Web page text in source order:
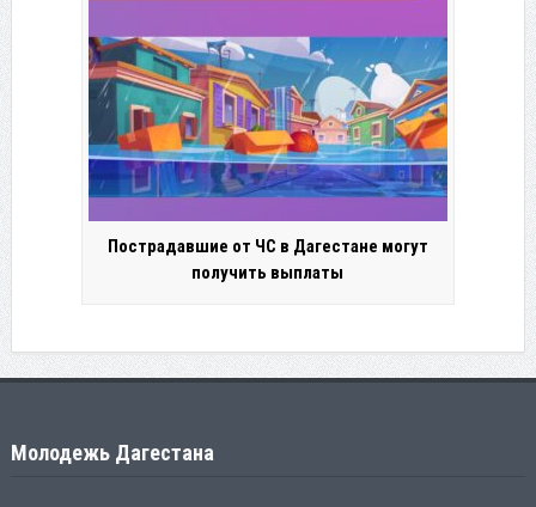
Пострадавшие от ЧС в Дагестане могут
получить выплаты
Молодежь Дагестана